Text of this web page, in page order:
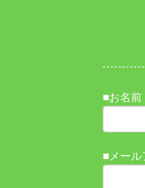
■お名
■メー